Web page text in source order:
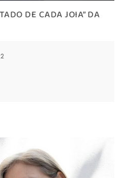
DE CADA JOIA” DA